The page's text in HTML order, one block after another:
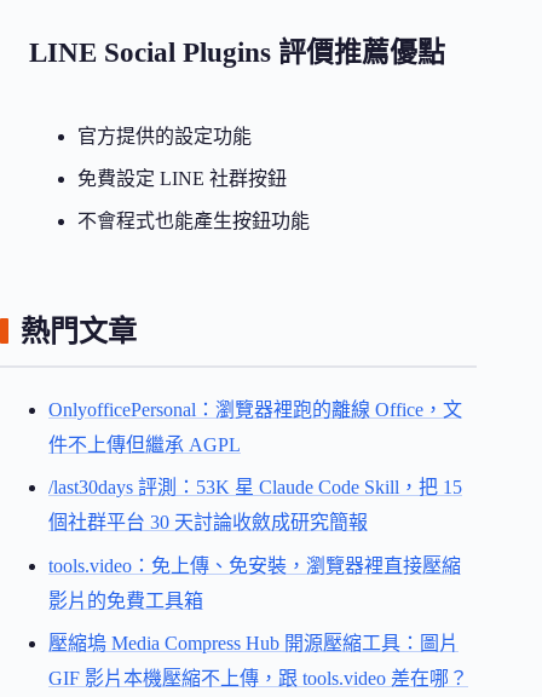
LINE Social Plugins 評價推薦優點
官方提供的設定功能
免費設定 LINE 社群按鈕
不會程式也能產生按鈕功能
熱門文章
OnlyofficePersonal：瀏覽器裡跑的離線 Office，文
件不上傳但繼承 AGPL
/last30days 評測：53K 星 Claude Code Skill，把 15
個社群平台 30 天討論收斂成研究簡報
tools.video：免上傳、免安裝，瀏覽器裡直接壓縮
影片的免費工具箱
壓縮塢 Media Compress Hub 開源壓縮工具：圖片
GIF 影片本機壓縮不上傳，跟 tools.video 差在哪？